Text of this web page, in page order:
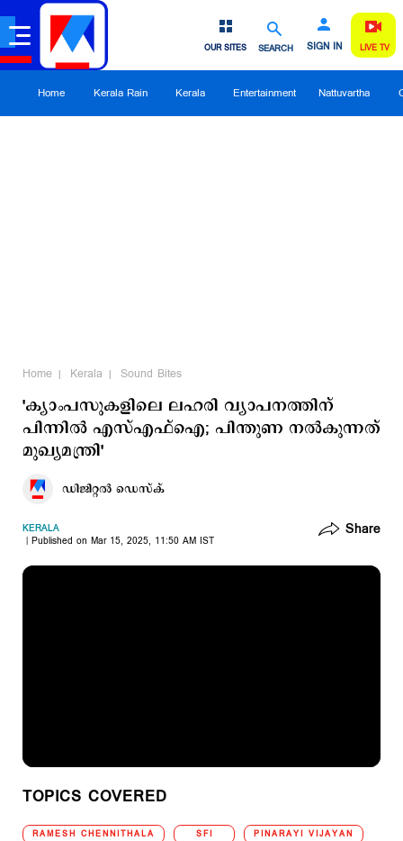
SEARCH SIGN IN
OUR SITES LIVE TV
Home Kerala Rain Kerala Entertainment Nattuvartha
Home Kerala Sound Bites
'ക്യാംപസുകളിലെ ലഹരി വ്യാപനത്തിന്
പിന്നില്‍ എസ്എഫ്ഐ; പിന്തുണ നല്‍കുന്നത്
മുഖ്യമന്ത്രി'
ഡിജിറ്റല്‍ ഡെസ്​ക്
KERALA
Published on Mar 15, 2025, 11:50 AM IST
Share
TOPICS COVERED
RAMESH CHENNITHALA SFI PINARAYI VIJAYAN